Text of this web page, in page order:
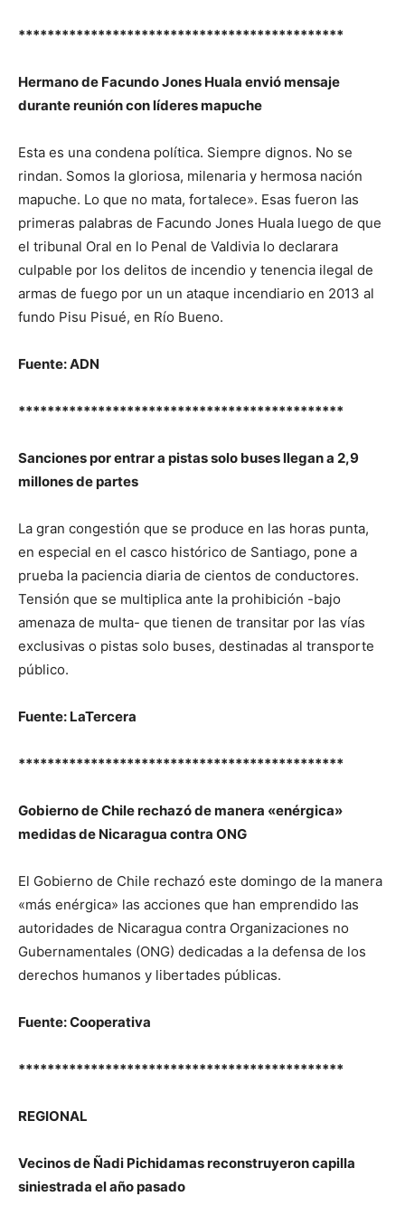
*********************************************
Hermano de Facundo Jones Huala envió mensaje
durante reunión con líderes mapuche
Esta es una condena política. Siempre dignos. No se
rindan. Somos la gloriosa, milenaria y hermosa nación
mapuche. Lo que no mata, fortalece». Esas fueron las
primeras palabras de Facundo Jones Huala luego de que
el tribunal Oral en lo Penal de Valdivia lo declarara
culpable por los delitos de incendio y tenencia ilegal de
armas de fuego por un un ataque incendiario en 2013 al
fundo Pisu Pisué, en Río Bueno.
Fuente: ADN
*********************************************
Sanciones por entrar a pistas solo buses llegan a 2,9
millones de partes
La gran congestión que se produce en las horas punta,
en especial en el casco histórico de Santiago, pone a
prueba la paciencia diaria de cientos de conductores.
Tensión que se multiplica ante la prohibición -bajo
amenaza de multa- que tienen de transitar por las vías
exclusivas o pistas solo buses, destinadas al transporte
público.
Fuente: LaTercera
*********************************************
Gobierno de Chile rechazó de manera «enérgica»
medidas de Nicaragua contra ONG
El Gobierno de Chile rechazó este domingo de la manera
«más enérgica» las acciones que han emprendido las
autoridades de Nicaragua contra Organizaciones no
Gubernamentales (ONG) dedicadas a la defensa de los
derechos humanos y libertades públicas.
Fuente: Cooperativa
*********************************************
REGIONAL
Vecinos de Ñadi Pichidamas reconstruyeron capilla
siniestrada el año pasado